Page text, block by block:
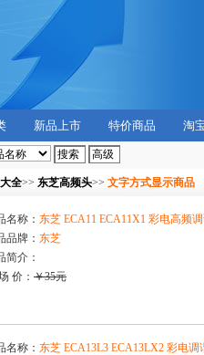
新品上市 特价商品 淘
全>> 东芝高频头>> 文字方式显示商品
名称： 东芝 ECA11 ECA11X1 彩电高频
品牌： 东芝
简介：
价： ￥35元
名称： 东芝 ECA13L3 ECA13LX2 彩电调